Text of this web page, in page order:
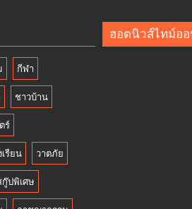
รพี“
ศรัทธา
กีฬา
ชาวบ้าน
ร์
รียน วาตภัย
กู๊ปพิเศษ
ฮอตนิวส์ไทม์อ